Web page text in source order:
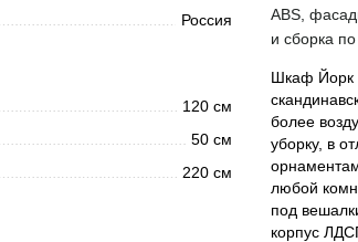
Россия
120 см
50 см
220 см
ABS,
и сборка
Шкаф Йорк
более
уборку, в
любой
под
корпус